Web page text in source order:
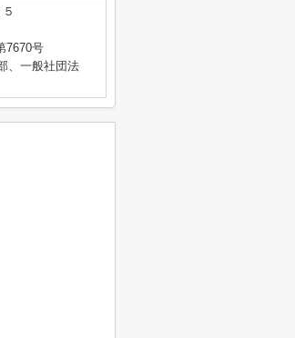
7670号
、一般社団法